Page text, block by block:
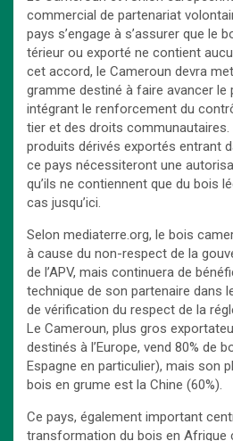
com­mer­cial de par­te­na­riat
pays s’en­gage à s’as­su­rer que le
té­rieur ou ex­por­té ne contient
cet ac­cord, le Ca­me­roun devra
gramme des­ti­né à faire avan­cer
in­té­grant le ren­for­ce­ment du
tier et des droits
pro­duits dé­ri­vés ex­por­tés en­trant
ce pays né­ces­si­te­ront une
qu’ils ne contiennent que du bois
cas jusqu’ici.
Selon mediaterre.org, le bois
à cause du non-respect de la
de l’APV, mais conti­nue­ra de
tech­nique de son par­te­naire dans
de vé­ri­fi­ca­tion du res­pect de la
Le Ca­me­roun, plus gros
des­ti­nés à l’Eu­rope, vend 80% de
Es­pagne en par­ti­cu­lier), mais son
bois en grume est la Chine (60%).
Ce pays, éga­le­ment im­por­tant
trans­for­ma­tion du bois en Afrique